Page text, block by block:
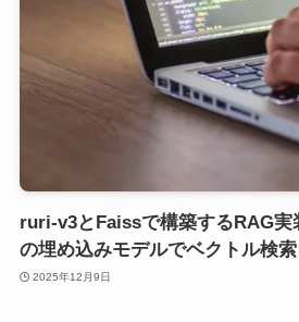
ruri-v3とFaissで構築するRAG実
の埋め込みモデルでベクトル検
2025年12月9日